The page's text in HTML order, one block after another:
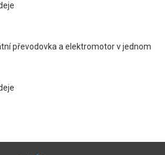
převodovka a elektromotor v jednom